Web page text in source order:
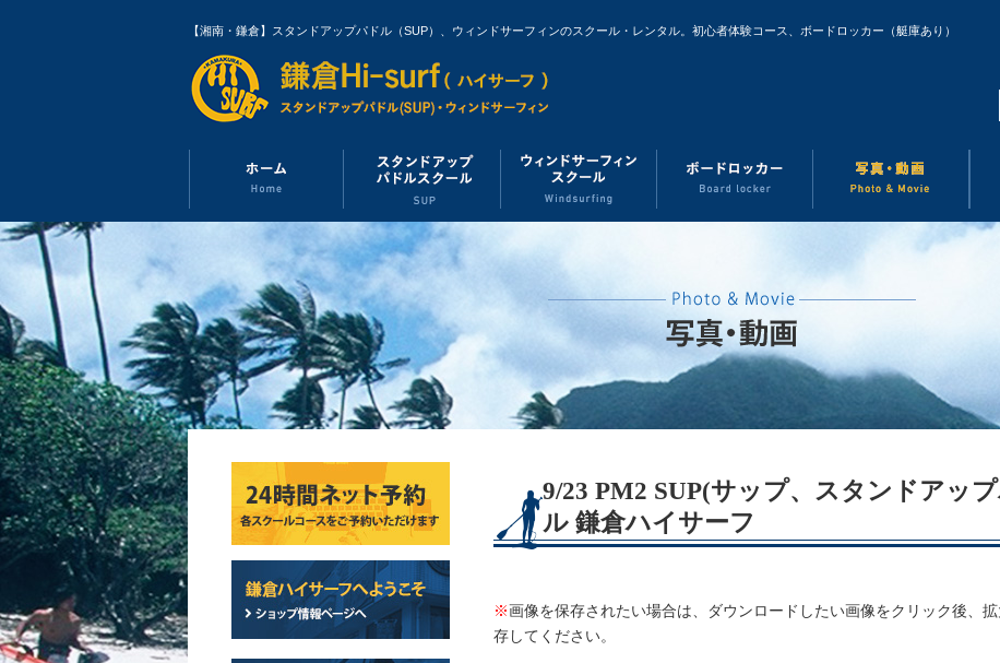
【湘南・鎌倉】スタンドアップパドル（SUP）、ウィンドサーフィンのスクール・レンタル。初心者体験コース、ボードロッカー（艇庫あり）
9/23 PM2 SUP(サップ、スタンドアッ
ル 鎌倉ハイサーフ
※画像を保存されたい場合は、ダウンロードしたい画像をクリック後、
存してください。